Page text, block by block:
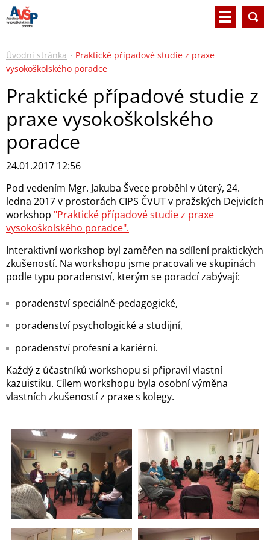
Úvodní stránka
Praktické případové studie z praxe
vysokoškolského poradce
Praktické případové studie z
praxe vysokoškolského
poradce
24.01.2017 12:56
Pod vedením Mgr. Jakuba Švece proběhl v úterý, 24.
ledna 2017 v prostorách CIPS ČVUT v pražských Dejvicích
workshop "Praktické případové studie z praxe
vysokoškolského poradce".
Interaktivní workshop byl zaměřen na sdílení praktických
zkušeností. Na workshopu jsme pracovali ve skupinách
podle typu poradenství, kterým se poradcí zabývají:
poradenství speciálně-pedagogické,
poradenství psychologické a studijní,
poradenství profesní a kariérní.
Každý z účastníků workshopu si připravil vlastní
kazuistiku. Cílem workshopu byla osobní výměna
vlastních zkušeností z praxe s kolegy.